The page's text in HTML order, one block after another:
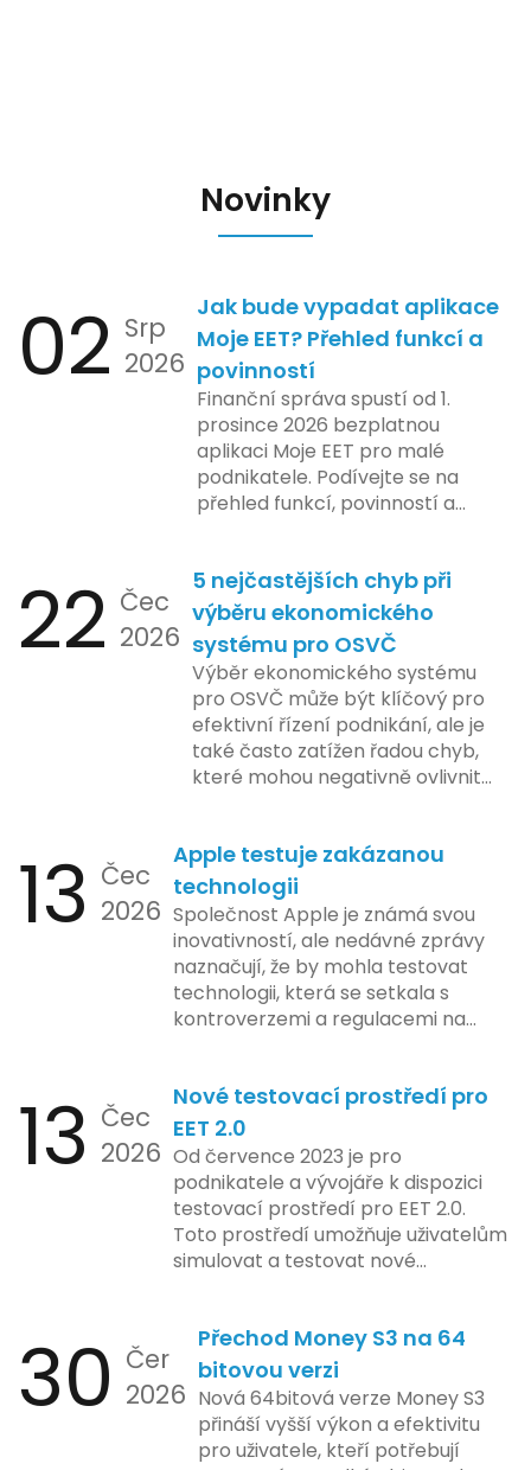
Novinky
02 Srp
2026
Jak bude vypadat aplikace
Moje EET? Přehled funkcí a
povinností
Finanční správa spustí od 1.
prosince 2026 bezplatnou
aplikaci Moje EET pro malé
podnikatele. Podívejte se na
přehled funkcí, povinností a
22 Čec
2026
5 nejčastějších chyb při
výběru ekonomického
systému pro OSVČ
Výběr ekonomického systému
pro OSVČ může být klíčový pro
efektivní řízení podnikání, ale je
také často zatížen řadou chyb,
které mohou negativně ovlivnit
by se podnikatelé měli vyvarovat.
13 Čec
2026
Apple testuje zakázanou
technologii
Společnost Apple je známá svou
inovativností, ale nedávné zprávy
naznačují, že by mohla testovat
technologii, která se setkala s
kontroverzemi a regulacemi na
implementace funkce, která by
mohla porušovat určité zákonné
limity na ochranu osobních údajů.
Tato technologie se zaměřuje na
pokročilé sledování uživatelských
aktivit, což vyvolalo obavy ohledně
soukromí a ochrany dat uživatelů.
bezpečnost a ochranu spotřebitelů,
regulační orgány různých zemí jsou
na pozoru a sledují vývoj celého
případu velmi bedlivě. Vedení
společnosti zatím neposkytlo
podrobnější informace o
13 Čec
2026
Nové testovací prostředí pro
EET 2.0
Od července 2023 je pro
podnikatele a vývojáře k dispozici
testovací prostředí pro EET 2.0.
Toto prostředí umožňuje uživatelům
simulovat a testovat nové
kontrolovaném prostředí. Uživatelé
mají možnost předem se seznámit s
aktualizacemi, a tím lépe připravit
své systémy na oficiální zavedení
nového systému.
30 Čer
2026
Přechod Money S3 na 64
bitovou verzi
Nová 64bitová verze Money S3
přináší vyšší výkon a efektivitu
pro uživatele, kteří potřebují